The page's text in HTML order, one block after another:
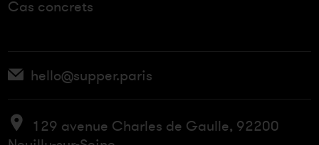
Cas concrets
hello@supper.paris
129 avenue Charles de Gaulle, 92200